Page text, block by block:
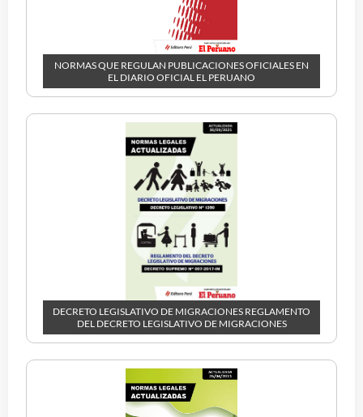
NORMAS QUE REGULAN PUBLICACIONES OFICIALES EN
EL DIARIO OFICIAL EL PERUANO
DECRETO LEGISLATIVO DE MIGRACIONES REGLAMENTO
DEL DECRETO LEGISLATIVO DE MIGRACIONES